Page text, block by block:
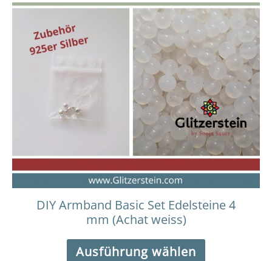
DIY Armband Basic Set Edelsteine 4
mm (Achat weiss)
Ausführung wählen
Dieses
Produkt
weist
mehrere
Varianten
auf.
Die
Optionen
können
auf
der
werden
Preisspanne:
14,00 €
bis
15,00 €